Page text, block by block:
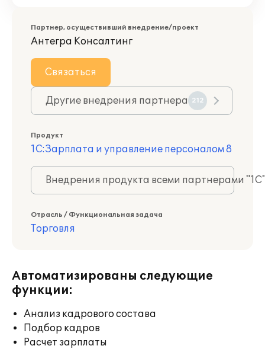
Партнер, осуществивший внедрение/проект
Антегра Консалтинг
Связаться
Другие внедрения партнера 212
Продукт
1С:Зарплата и управление персоналом 8
Внедрения продукта всеми партнерами
Отрасль / Функциональная задача
Торговля
Автоматизированы следующие
функции:
Анализ кадрового состава
Подбор кадров
Расчет зарплаты